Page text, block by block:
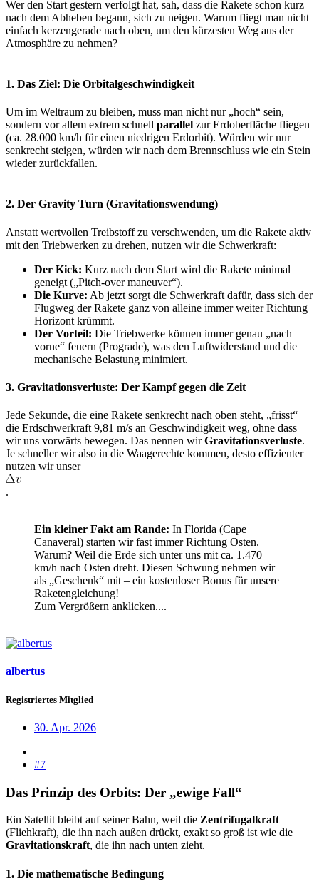
Wer den Start gestern verfolgt hat, sah, dass die Rakete schon kurz
nach dem Abheben begann, sich zu neigen. Warum fliegt man nicht
einfach kerzengerade nach oben, um den kürzesten Weg aus der
Atmosphäre zu nehmen?
1. Das Ziel: Die Orbitalgeschwindigkeit
Um im Weltraum zu bleiben, muss man nicht nur „hoch“ sein,
sondern vor allem extrem schnell parallel zur Erdoberfläche fliegen
(ca. 28.000 km/h für einen niedrigen Erdorbit). Würden wir nur
senkrecht steigen, würden wir nach dem Brennschluss wie ein Stein
wieder zurückfallen.
2. Der Gravity Turn (Gravitationswendung)
Anstatt wertvollen Treibstoff zu verschwenden, um die Rakete aktiv
mit den Triebwerken zu drehen, nutzen wir die Schwerkraft:
Der Kick: Kurz nach dem Start wird die Rakete minimal
geneigt („Pitch-over maneuver“).
Die Kurve: Ab jetzt sorgt die Schwerkraft dafür, dass sich der
Flugweg der Rakete ganz von alleine immer weiter Richtung
Horizont krümmt.
Der Vorteil: Die Triebwerke können immer genau „nach
vorne“ feuern (Prograde), was den Luftwiderstand und die
mechanische Belastung minimiert.
3. Gravitationsverluste: Der Kampf gegen die Zeit
Jede Sekunde, die eine Rakete senkrecht nach oben steht, „frisst“
die Erdschwerkraft 9,81 m/s an Geschwindigkeit weg, ohne dass
wir uns vorwärts bewegen. Das nennen wirGravitationsverluste.
Je schneller wir also in die Waagerechte kommen, desto effizienter
nutzen wir unser
.
Ein kleiner Fakt am Rande: In Florida (Cape
Canaveral) starten wir fast immer Richtung Osten.
Warum? Weil die Erde sich unter uns mit ca. 1.470
km/h nach Osten dreht. Diesen Schwung nehmen wir
als „Geschenk“ mit – ein kostenloser Bonus für unsere
Raketengleichung!
Zum Vergrößern anklicken....
albertus
Registriertes Mitglied
30. Apr. 2026
#7
Das Prinzip des Orbits: Der „ewige Fall“
Ein Satellit bleibt auf seiner Bahn, weil die Zentrifugalkraft
(Fliehkraft), die ihn nach außen drückt, exakt so groß ist wie die
Gravitationskraft, die ihn nach unten zieht.
1. Die mathematische Bedingung